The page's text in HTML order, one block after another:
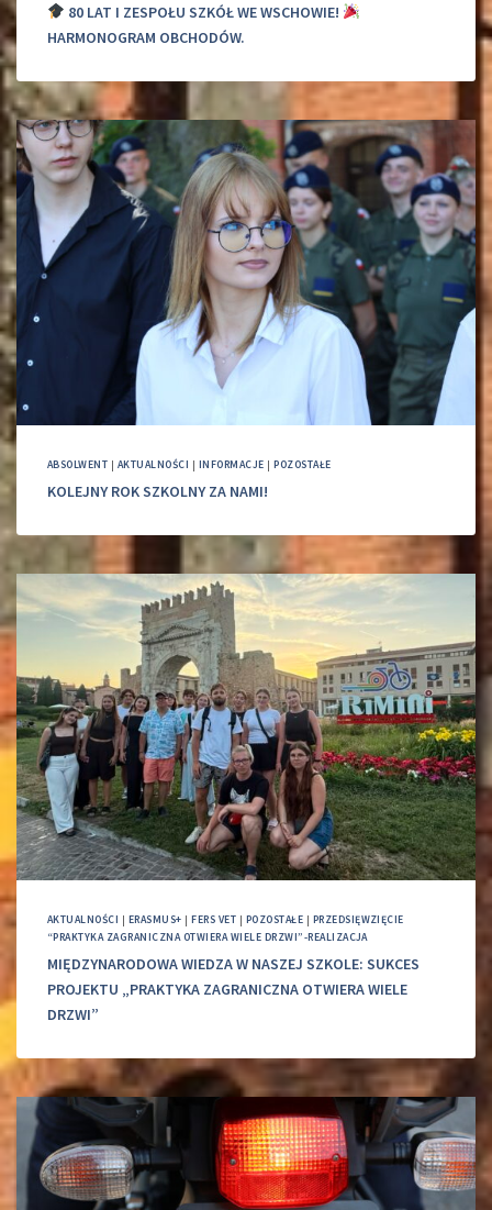
80 LAT I ZESPOŁU SZKÓŁ WE WSCHOWIE!
HARMONOGRAM OBCHODÓW.
ABSOLWENT | AKTUALNOŚCI | INFORMACJE |POZOSTAŁE
KOLEJNY ROK SZKOLNY ZA NAMI!
AKTUALNOŚCI | ERASMUS+ |FERS VET | POZOSTAŁE | PRZEDSIĘWZIĘCIE
“PRAKTYKA ZAGRANICZNA OTWIERA WIELE DRZWI”-REALIZACJA
MIĘDZYNARODOWA WIEDZA W NASZEJ SZKOLE: SUKCES
PROJEKTU „PRAKTYKA ZAGRANICZNA OTWIERA WIELE
DRZWI”